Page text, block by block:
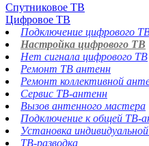
Спутниковое ТВ
Цифровое ТВ
Подключение цифрового
Настройка цифрового ТВ
Нет сигнала цифрового ТВ
Ремонт ТВ антенн
Ремонт коллективной
Сервис ТВ-антенн
Вызов антенного мастера
Подключение к общей ТВ-
Установка
ТВ-разводка